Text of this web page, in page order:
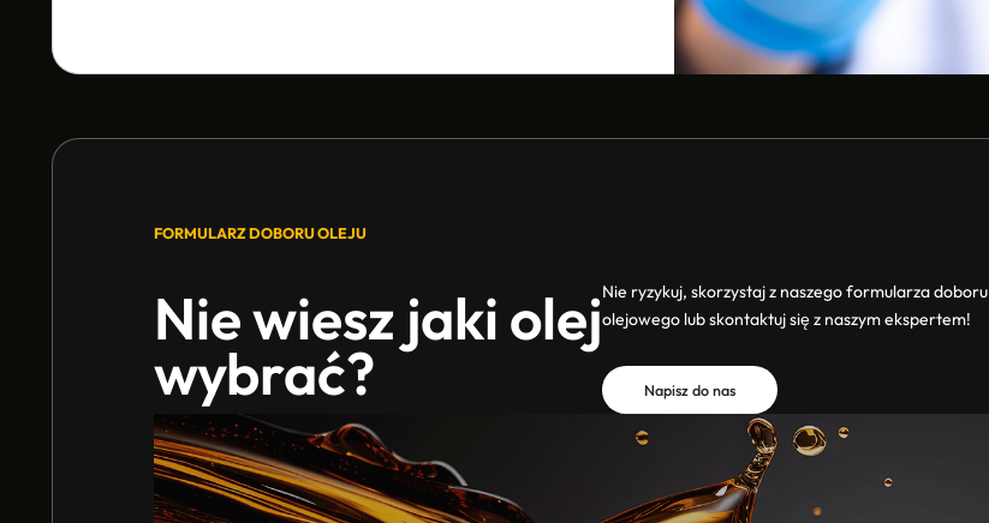
FORMULARZ DOBORU OLEJU
Nie wiesz jaki olej
wybrać?
Nie ryzykuj, skorzystaj z naszego formularza doboru
olejowego lub skontaktuj się z naszym ekspertem!
Napisz do nas